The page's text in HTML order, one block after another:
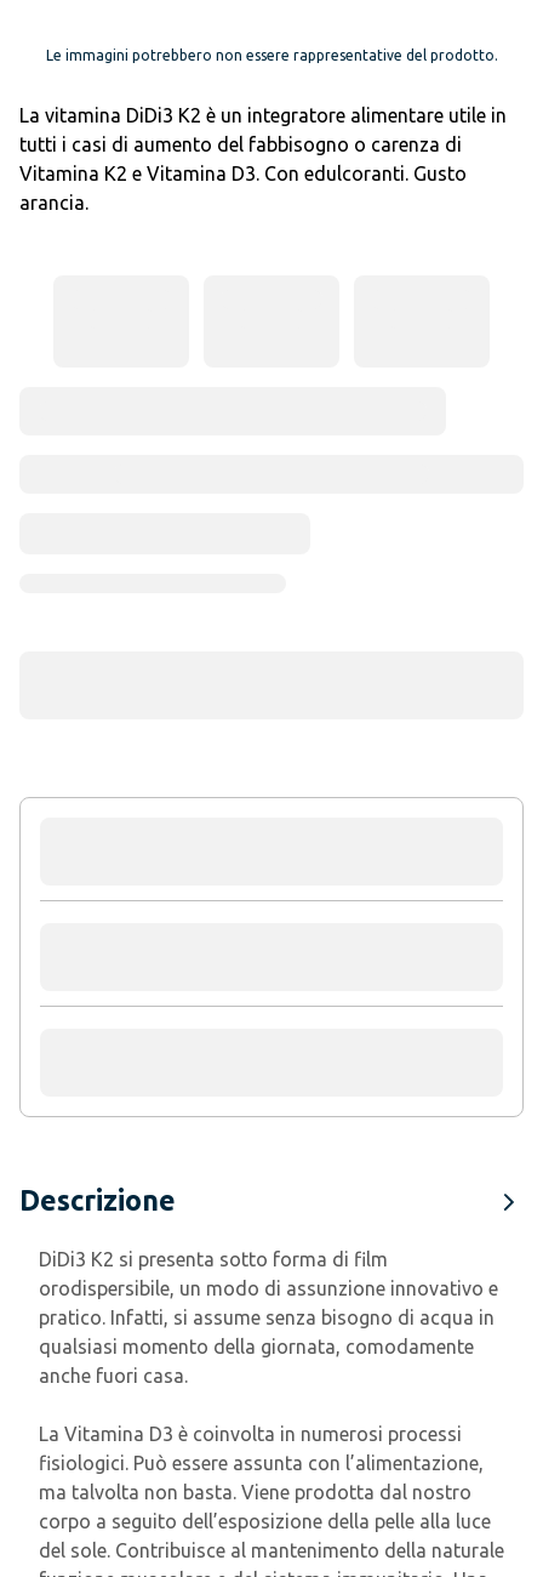
Le immagini potrebbero non essere rappresentative del prodotto.
La vitamina DiDi3 K2 è un integratore alimentare utile in
tutti i casi di aumento del fabbisogno o carenza di
Vitamina K2 e Vitamina D3. Con edulcoranti. Gusto
arancia.
Descrizione
DiDi3 K2 si presenta sotto forma di film
orodispersibile, un modo di assunzione innovativo e
pratico. Infatti, si assume senza bisogno di acqua in
qualsiasi momento della giornata, comodamente
anche fuori casa.
La Vitamina D3 è coinvolta in numerosi processi
fisiologici. Può essere assunta con l’alimentazione,
ma talvolta non basta. Viene prodotta dal nostro
corpo a seguito dell’esposizione della pelle alla luce
del sole. Contribuisce al mantenimento della naturale